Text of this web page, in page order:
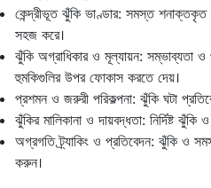
কেন্দ্রীভূত ঝুঁকি ভাণ্ডার: সমস্ত
সহজ করে।
ঝুঁকি অগ্রাধিকার ও মূল্যায়ন: সম্ভাব্যতা
হুমকিগুলির উপর ফোকাস করতে দেয়।
প্রশমন ও জরুরী পরিকল্পনা: ঝুঁকি ঘটা
ঝুঁকির মালিকানা ও দায়বদ্ধতা: নির্দিষ্ট
অগ্রগতি ট্র্যাকিং ও প্রতিবেদন: ঝুঁকি ও
করুন।